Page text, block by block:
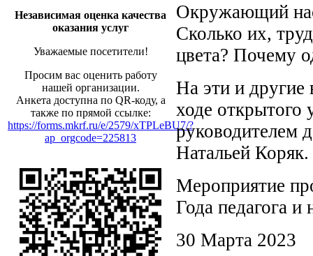
Независимая оценка качества
оказания услуг
Уважаемые посетители!
Просим вас оценить работу
нашей организации.
Анкета доступна по QR-коду, а
также по прямой ссылке:
https://forms.mkrf.ru/e/2579/xTPLeBU7/?
ap_orgcode=225813
Окружающий
Сколько их,
цвета? Почему
На эти и
ходе открытого
руководителем
Натальей Коряк.
Мероприятие
Года педагога и
30 Марта 2023